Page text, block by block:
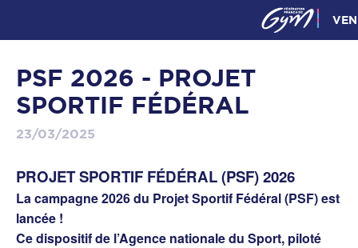
PSF 2026 - PROJET
SPORTIF FÉDÉRAL
23/03/2025
PROJET SPORTIF FÉDÉRAL (PSF) 2026
La campagne 2026 du Projet Sportif Fédéral (PSF) est
lancée !
Ce dispositif de l’Agence nationale du Sport, piloté